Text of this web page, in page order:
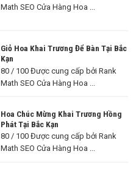
Math SEO Cửa Hàng Hoa ...
Giỏ Hoa Khai Trương Để Bàn Tại Bắc
Kạn
80 / 100 Được cung cấp bởi Rank
Math SEO Cửa Hàng Hoa ...
Hoa Chúc Mừng Khai Trương Hồng
Phát Tại Bắc Kạn
80 / 100 Được cung cấp bởi Rank
Math SEO Cửa Hàng Hoa ...